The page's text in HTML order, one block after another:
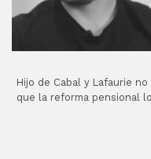
Hijo de Cabal y Lafaurie
que la reforma pensional